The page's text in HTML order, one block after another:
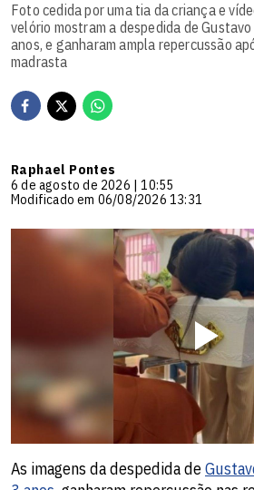
Foto cedida por uma tia da criança e
velório mostram a despedida de
anos, e ganharam ampla repercussão
madrasta
Raphael Pontes
6 de agosto de 2026 | 10:55
Modificado em 06/08/2026 13:31
As imagens da despedida de